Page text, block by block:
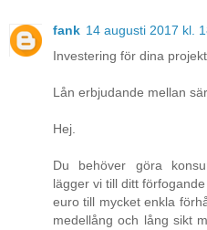
fank 14 augusti 2017 kl.
Investering för dina projekt
Lån erbjudande mellan
Hej.
Du behöver göra
lägger vi till ditt
euro till mycket enkla
medellång och lång sikt